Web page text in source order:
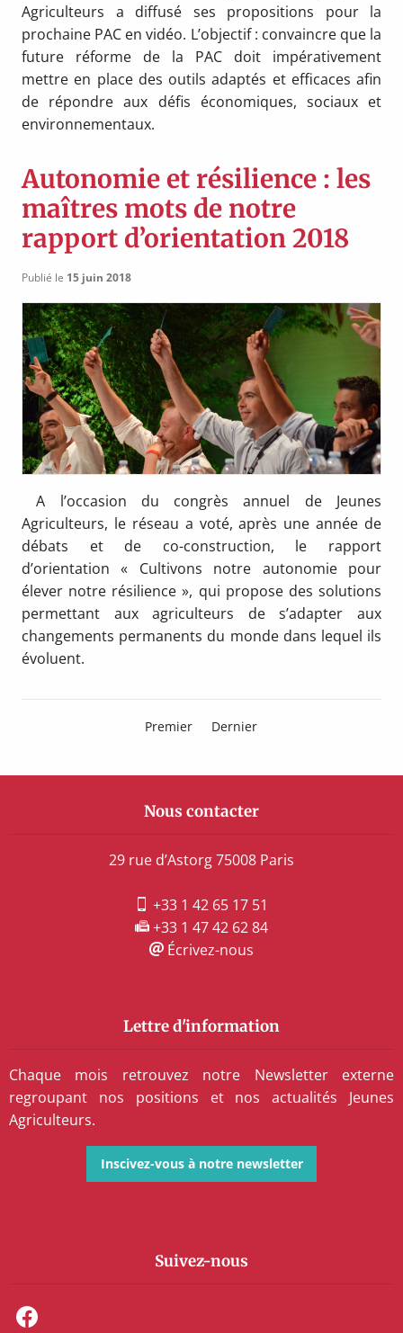
Agriculteurs a diffusé ses propositions pour la
prochaine PAC en vidéo. L’objectif : convaincre que la
future réforme de la PAC doit impérativement
mettre en place des outils adaptés et efficaces afin
de répondre aux défis économiques, sociaux et
environnementaux.
Autonomie et résilience : les
maîtres mots de notre
rapport d’orientation 2018
Publié le 15 juin 2018
A l’occasion du congrès annuel de Jeunes
Agriculteurs, le réseau a voté, après une année de
débats et de co-construction, le rapport
d’orientation « Cultivons notre autonomie pour
élever notre résilience », qui propose des solutions
permettant aux agriculteurs de s’adapter aux
changements permanents du monde dans lequel ils
évoluent.
Premier Dernier
Nous contacter
29 rue d’Astorg 75008 Paris
+33 1 42 65 17 51
+33 1 47 42 62 84
Écrivez-nous
Lettre d'information
Chaque mois retrouvez notre Newsletter externe
regroupant nos positions et nos actualités Jeunes
Agriculteurs.
Inscivez-vous à notre newsletter
Suivez-nous